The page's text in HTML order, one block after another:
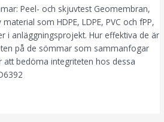
Peel- och skjuvtest Geomembran,
som HDPE, LDPE, PVC och fPP,
i anläggningsprojekt. Hur effektiva de är
på de sömmar som sammanfogar
att bedöma integriteten hos dessa